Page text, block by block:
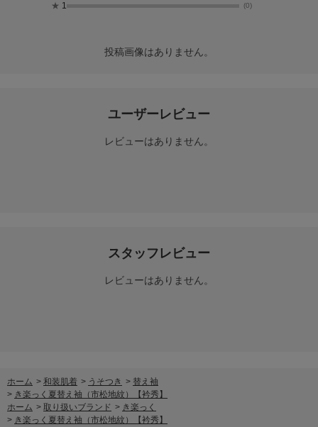
★ 1 (0)
投稿画像はありません。
ユーザーレビュー
レビューはありません。
スタッフレビュー
レビューはありません。
ホーム > 和装肌着 > うそつき > 替え袖
> き楽っく夏替え袖（市松地紋）【衿秀】
ホーム > 取り扱いブランド > き楽っく
> き楽っく夏替え袖（市松地紋）【衿秀】